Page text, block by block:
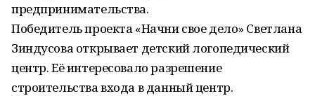
предпринимательства.
Победитель проекта «Начни свое дело» Светлана
Зиндусова открывает детский логопедический
центр. Её интересовало разрешение
строительства входа в данный центр.